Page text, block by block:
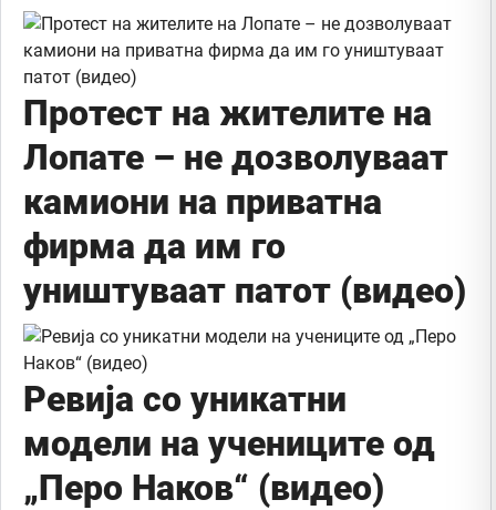
Протест на жителите на
Лопате – не дозволуваат
камиони на приватна
фирма да им го
уништуваат патот (видео)
Ревија со уникатни
модели на учениците од
„Перо Наков“ (видео)